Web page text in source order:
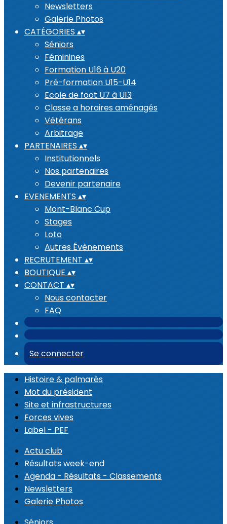
Newsletters
Galerie Photos
CATÉGORIES ▴▾
Séniors
Féminines
Formation U16 à U20
Pré-formation U15-U14
Ecole de foot U7 à U13
Classe a horaires aménagés
Vétérans
Arbitrage
PARTENAIRES ▴▾
Institutionnels
Nos partenaires
Devenir partenaire
EVENEMENTS ▴▾
Mont-Blanc Cup
Stages
Loto
Autres Évènements
RECRUTEMENT ▴▾
BOUTIQUE ▴▾
CONTACT ▴▾
Nous contacter
FAQ
Se connecter
Histoire & palmarès
Mot du président
Site et infrastructures
Forces vives
Label - PEF
Actu club
Résultats week-end
Agenda - Résultats - Classements
Newsletters
Galerie Photos